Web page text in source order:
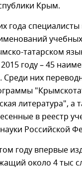
Крым.
года
татарском
году – 45
Среди них
литература", а
в реестр
Российской
году впервые
около 4 тыс